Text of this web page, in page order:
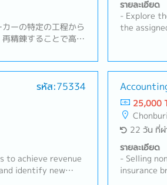
ーの特定の工程から
精錬することで高純
ムマネジメント・拡
問、リレーションシ
拓および既存顧客の
の報告および解決に
レポート作成
รายละเอียด
- Explore
the
visits.-
products,
border
submit
internal
Operation
weekly
report,
quotation
รหัส:75334
to achieve revenue
identify new
25,000
Chonburi
22 วัน ที่ผ่
รายละเอียด
- Selling non-life insurance and holding a non-life
insurance